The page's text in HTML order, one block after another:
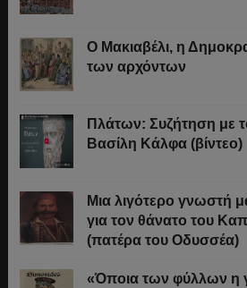
Ο Μακιαβέλι, η
των αρχόντων
Πλάτων: Συζήτηση με
Βασίλη Κάλφα (βίντεο)
Μια λιγότερο γνωστή
για τον θάνατο του
(πατέρα του Οδυσσέα)
«Όποια των φύλλων η